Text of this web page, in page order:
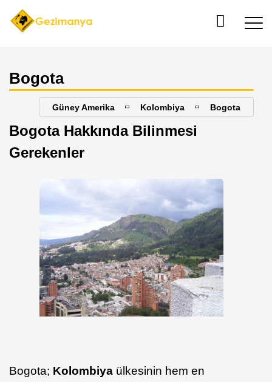
Bogota
Güney Amerika Kolombiya Bogota
Bogota Hakkında Bilinmesi
Gerekenler
Bogota; Kolombiya ülkesinin hem en